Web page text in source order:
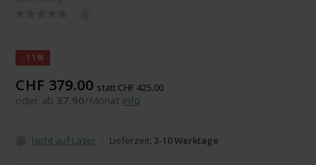
-11%
CHF 379.00 statt CHF 425.00
oder ab 37.90/Monat info
Nicht auf Lager Lieferzeit: 3-10 Werktage